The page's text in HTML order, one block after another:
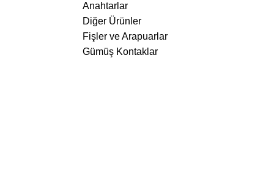
Anahtarlar
Diğer Ürünler
Fişler ve Arapuarlar
Gümüş Kontaklar